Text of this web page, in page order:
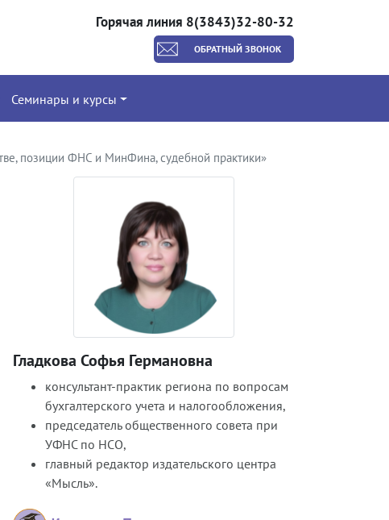
Горячая линия 8(3843)32-80-32
ОБРАТНЫЙ ЗВОНОК
Семинары и курсы
позиции ФНС и МинФина, судебной практики»
Гладкова Софья Германовна
консультант-практик региона по вопросам
бухгалтерского учета и налогообложения,
председатель общественного совета при
УФНС по НСО,
главный редактор издательского центра
«Мысль».